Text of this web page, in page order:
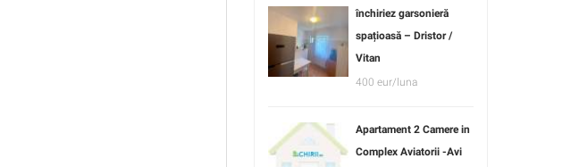
închiriez garsonieră
spațioasă – Dristor /
Vitan
400 eur/luna
Apartament 2 Camere in
Complex Aviatorii -Avi